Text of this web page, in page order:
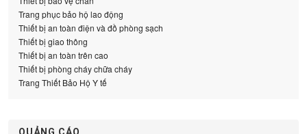
Trang phục bảo hộ lao động
Thiết bị an toàn điện và đồ phòng sạch
Thiết bị giao thông
Thiết bị an toàn trên cao
Thiết bị phòng cháy chữa cháy
Trang Thiết Bảo Hộ Y tế